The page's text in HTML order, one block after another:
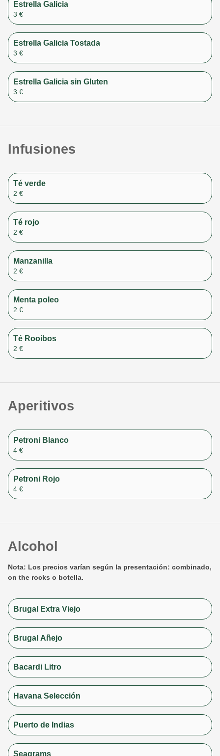
Estrella Galicia
3 €
Estrella Galicia Tostada
3 €
Estrella Galicia sin Gluten
3 €
Infusiones
Té verde
2 €
Té rojo
2 €
Manzanilla
2 €
Menta poleo
2 €
Té Rooibos
2 €
Aperitivos
Petroni Blanco
4 €
Petroni Rojo
4 €
Alcohol
Nota: Los precios varían según la presentación: combinado,
on the rocks o botella.
Brugal Extra Viejo
Brugal Añejo
Bacardi Litro
Havana Selección
Puerto de Indias
Seagrams